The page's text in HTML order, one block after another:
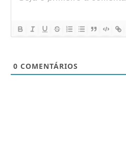
0 COMENTÁRIOS